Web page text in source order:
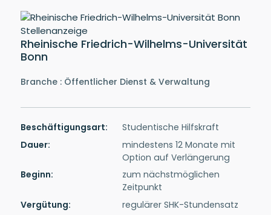
Rheinische Friedrich-Wilhelms-Universität
Bonn
Branche : Öffentlicher Dienst & Verwaltung
Beschäftigungsart:
Studentische Hilfskraft
Dauer:
mindestens 12 Monate mit
Option auf Verlängerung
Beginn:
zum nächstmöglichen
Zeitpunkt
Vergütung:
regulärer SHK-Stundensatz